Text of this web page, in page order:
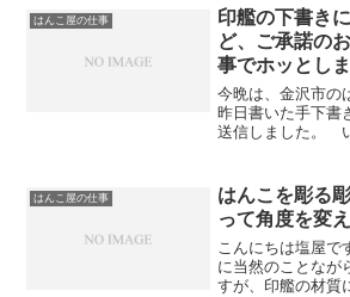
い絵柄がたくさ
事ですが・・・・
はんこ屋の仕事
印艦の下書き
ど、ご承諾の
事でホッとしま
今晩は、金沢市の
昨日書いた手下書
送信しました。
だ・・・・・。い
お客様のイメージ
はんこ屋の仕事
はんこを彫る
って角度を変え
こんにちは塩屋
に当然のことなが
すが、印艦の材質